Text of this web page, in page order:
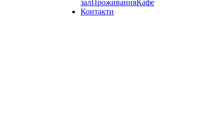
залПроживанняКафе
Контакти